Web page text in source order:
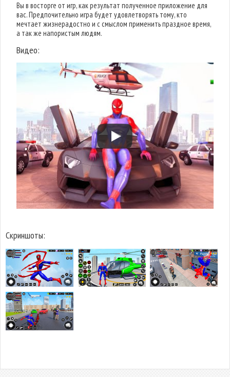
Вы в восторге от игр, как результат полученное приложение для
вас. Предпочительно игра будет удовлетворять тому, кто
мечтает жизнерадостно и с смыслом применить праздное время,
а так же напористым людям.
Видео:
Скриншоты: